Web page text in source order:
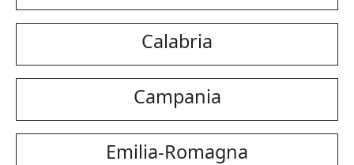
Calabria
Campania
Emilia-Romagna